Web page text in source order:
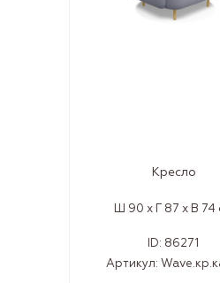
Кресло
Ш 90 x Г 87 x В 74
ID: 86271
Артикул: